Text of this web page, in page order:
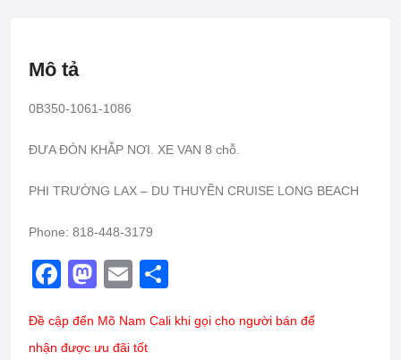
Mô tả
0B350-1061-1086
ĐƯA ĐÓN KHẮP NƠI. XE VAN 8 chỗ.
PHI TRƯỜNG LAX – DU THUYỀN CRUISE LONG BEACH
Phone: 818-448-3179
F
c
M
st
E
ail ar
Đề cập đến Mõ Nam Cali khi gọi cho người bán để
nhận được ưu đãi tốt